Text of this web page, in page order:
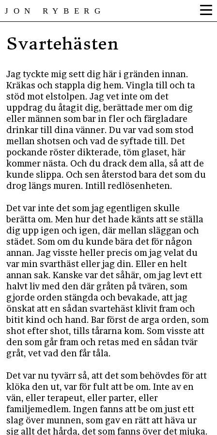
JON RYBERG
Svartehästen
Jag tyckte mig sett dig här i gränden innan.
Kräkas och stappla dig hem. Vingla till och ta
stöd mot elstolpen. Jag vet inte om det
uppdrag du åtagit dig, berättade mer om dig
eller männen som bar in fler och färgladare
drinkar till dina vänner. Du var vad som stod
mellan shotsen och vad de syftade till. Det
pockande röster dikterade, töm glaset, här
kommer nästa. Och du drack dem alla, så att de
kunde slippa. Och sen återstod bara det som du
drog längs muren. Intill redlösenheten.
Det var inte det som jag egentligen skulle
berätta om. Men hur det hade känts att se ställa
dig upp igen och igen, där mellan släggan och
städet. Som om du kunde bära det för någon
annan. Jag visste heller precis om jag velat du
var min svarthäst eller jag din. Eller en helt
annan sak. Kanske var det såhär, om jag levt ett
halvt liv med den där gråten på tvären, som
gjorde orden stängda och bevakade, att jag
önskat att en sådan svartehäst klivit fram och
bitit kind och hand. Bar först de arga orden, som
shot efter shot, tills tårarna kom. Som visste att
den som går fram och retas med en sådan tvär
gråt, vet vad den får tåla.
Det var nu tyvärr så, att det som behövdes för att
klöka den ut, var för fult att be om. Inte av en
vän, eller terapeut, eller parter, eller
familjemedlem. Ingen fanns att be om just ett
slag över munnen, som gav en rätt att häva ur
sig allt det hårda, det som fanns över det mjuka.